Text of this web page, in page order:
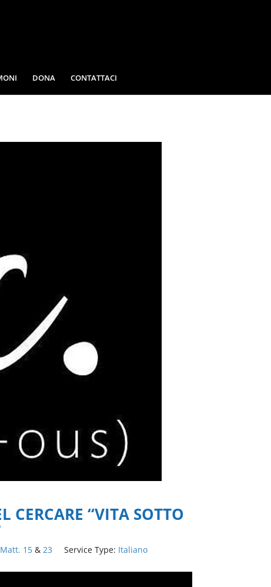
DONA CONTATTACI
“VITA SOTTO
Matt. 15 & 23 Service Type: Italiano